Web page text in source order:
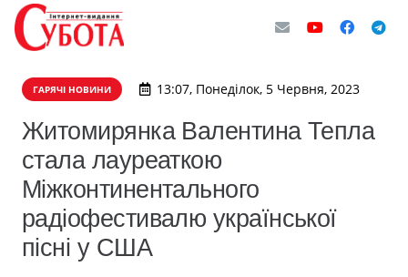
ГАРЯЧІ НОВИНИ 13:07, Понеділок, 5 Червня, 2023
Житомирянка Валентина Тепла
стала лауреаткою
Міжконтинентального
радіофестивалю української
пісні у США